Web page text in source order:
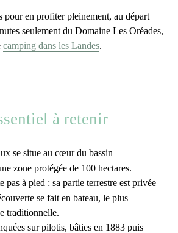
pour en profiter pleinement, au départ
seulement du Domaine Les Oréades,
camping dans les Landes.
à retenir
se situe au cœur du bassin
zone protégée de 100 hectares.
pas à pied : sa partie terrestre est privée
se fait en bateau, le plus
traditionnelle.
sur pilotis, bâties en 1883 puis